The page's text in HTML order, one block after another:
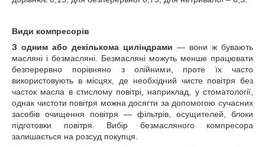
Види компресорів
З одним або декількома циліндрами ― вони ж бувають
масляні і безмасляні. Безмасляні можуть менше працювати
безперервно порівняно з олійними, проте їх часто
використовують в місцях, де необхідний чисте повітря без
часток масла в стислому повітрі, наприклад, у стоматології,
однак чистоти повітря можна досягти за допомогою сучасних
засобів очищення повітря ― фільтрів, осущителей, блоки
підготовки повітря. Вибір безмасляного компресора
залишається на розсуд покупця.